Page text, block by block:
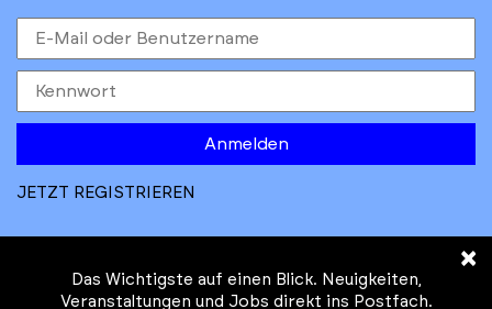
Anmelden
JETZT REGISTRIEREN
×
Das Wichtigste auf einen Blick. Neuigkeiten,
Veranstaltungen und Jobs direkt ins Postfach.